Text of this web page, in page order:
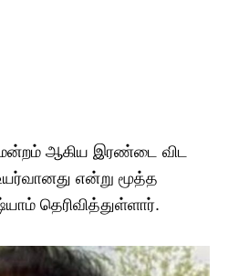
ஆகிய இரண்டை விட
என்று மூத்த
தெரிவித்துள்ளார்.